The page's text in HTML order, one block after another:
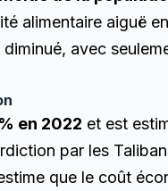
alimentaire aiguë
avec
en 2022 et est
par les
que le coût